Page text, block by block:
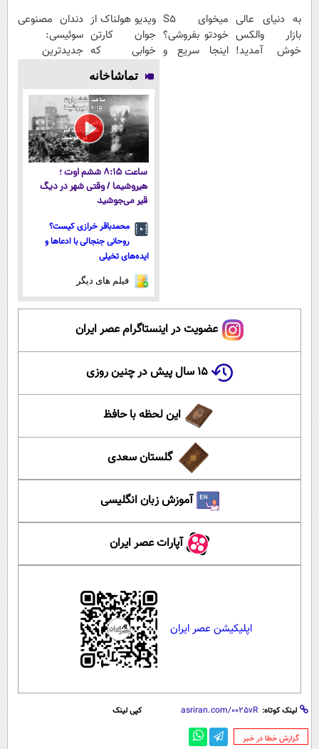
به دنیای عالی
بازار والکس
خوش آمدید!
میخوای S5
خودتو بفروشی؟
اینجا سریع و
ویدیو هولناک از
جوان کارتن
خوابی که
میلیاردر شد.
آموزش رایگان
دندان مصنوعی
سوئیسی:
جدیدترین
پرداخت قسطی
تماشاخانه
ساعت ۸:۱۵ ششم اوت ؛
هیروشیما / وقتی شهر در دیگ
قیر می‌جوشید
محمدباقر خرازی کیست؟
روحانی جنجالی با ادعاها و
ایده‌های تخیلی
فیلم های دیگر
عضویت در اینستاگرام عصر ایران
۱۵ سال پیش در چنین روزی
این لحظه با حافظ
گلستان سعدی
آموزش زبان انگلیسی
آپارات عصر ایران
اپلیکیشن عصر ایران
لینک کوتاه: کپی لینک
‌گزارش خطا در خبر